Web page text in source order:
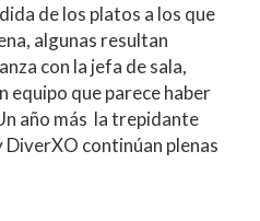
de los platos a los que
algunas resultan
con la jefa de sala,
equipo que parece haber
año más la trepidante
continúan plenas